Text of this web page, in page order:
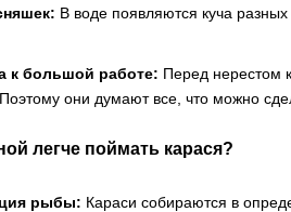
В воде появляются куча
к большой работе: Перед нерестом
они думают все, что можно
легче поймать карася?
рыбы: Караси собираются в